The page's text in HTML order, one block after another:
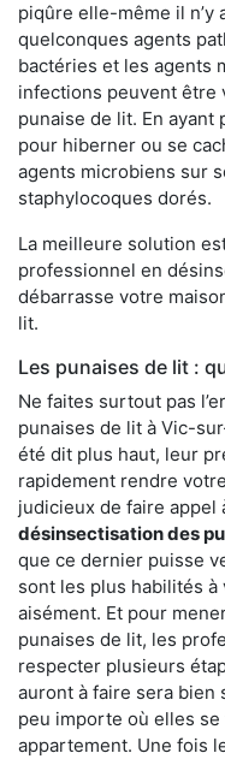
piqûre elle-même il n’y
quelconques agents
bactéries et les agents
infections peuvent être
punaise de lit. En
pour hiberner ou se
agents microbiens sur
staphylocoques dorés.
La meilleure solution
professionnel en
débarrasse votre
lit.
Les punaises de lit :
Ne faites surtout pas
punaises de lit à Vic-
été dit plus haut, leur
rapidement rendre
judicieux de faire appel
désinsectisation des
que ce dernier puisse
sont les plus habilités
aisément. Et pour
punaises de lit, les
respecter plusieurs
auront à faire sera bien
peu importe où elles
appartement. Une fois